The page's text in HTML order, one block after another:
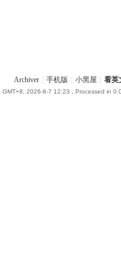
Archiver 手机版 小黑屋 看英
GMT+8, 2026-8-7 12:23 , Processed in